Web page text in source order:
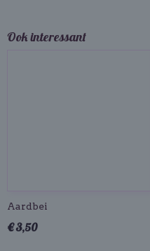
Ook interessant
Aardbei
€ 3,50